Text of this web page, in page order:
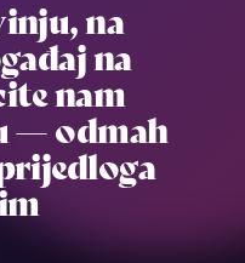
na
na
nam
— odmah